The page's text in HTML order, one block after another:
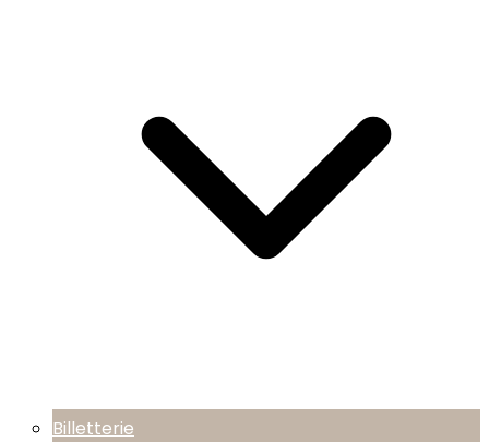
Billetterie